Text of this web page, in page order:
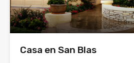
Casa en San Blas